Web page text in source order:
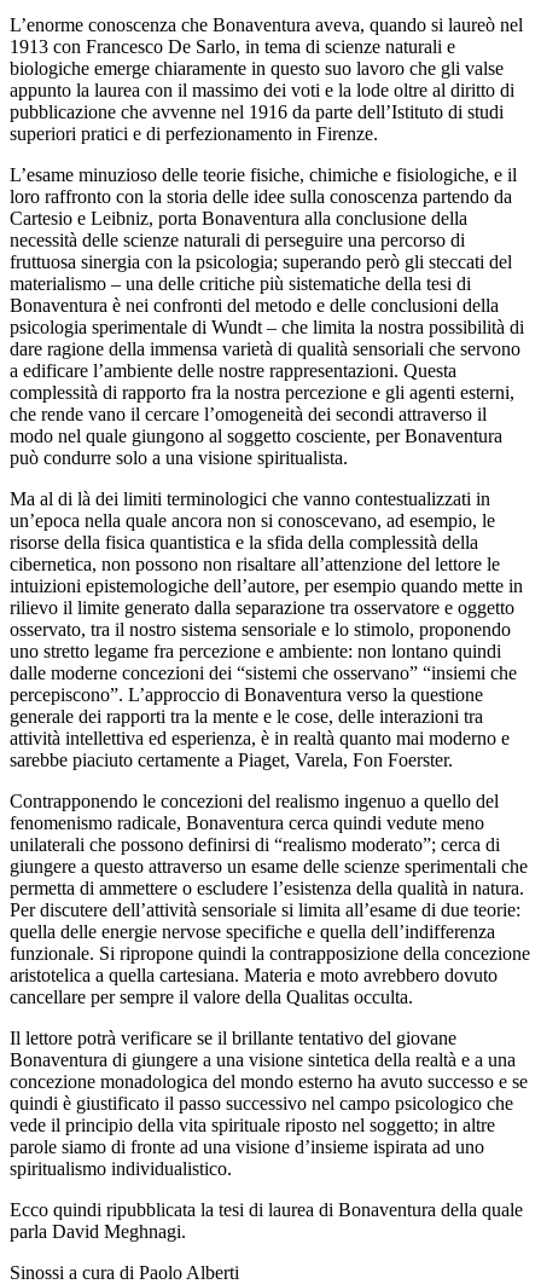
L’enorme conoscenza che Bonaventura aveva, quando si laureò nel
1913 con Francesco De Sarlo, in tema di scienze naturali e
biologiche emerge chiaramente in questo suo lavoro che gli valse
appunto la laurea con il massimo dei voti e la lode oltre al diritto di
pubblicazione che avvenne nel 1916 da parte dell’Istituto di studi
superiori pratici e di perfezionamento in Firenze.
L’esame minuzioso delle teorie fisiche, chimiche e fisiologiche, e il
loro raffronto con la storia delle idee sulla conoscenza partendo da
Cartesio e Leibniz, porta Bonaventura alla conclusione della
necessità delle scienze naturali di perseguire una percorso di
fruttuosa sinergia con la psicologia; superando però gli steccati del
materialismo – una delle critiche più sistematiche della tesi di
Bonaventura è nei confronti del metodo e delle conclusioni della
psicologia sperimentale di Wundt – che limita la nostra possibilità di
dare ragione della immensa varietà di qualità sensoriali che servono
a edificare l’ambiente delle nostre rappresentazioni. Questa
complessità di rapporto fra la nostra percezione e gli agenti esterni,
che rende vano il cercare l’omogeneità dei secondi attraverso il
modo nel quale giungono al soggetto cosciente, per Bonaventura
può condurre solo a una visione spiritualista.
Ma al di là dei limiti terminologici che vanno contestualizzati in
un’epoca nella quale ancora non si conoscevano, ad esempio, le
risorse della fisica quantistica e la sfida della complessità della
cibernetica, non possono non risaltare all’attenzione del lettore le
intuizioni epistemologiche dell’autore, per esempio quando mette in
rilievo il limite generato dalla separazione tra osservatore e oggetto
osservato, tra il nostro sistema sensoriale e lo stimolo, proponendo
uno stretto legame fra percezione e ambiente: non lontano quindi
dalle moderne concezioni dei “sistemi che osservano” “insiemi che
percepiscono”. L’approccio di Bonaventura verso la questione
generale dei rapporti tra la mente e le cose, delle interazioni tra
attività intellettiva ed esperienza, è in realtà quanto mai moderno e
sarebbe piaciuto certamente a Piaget, Varela, Fon Foerster.
Contrapponendo le concezioni del realismo ingenuo a quello del
fenomenismo radicale, Bonaventura cerca quindi vedute meno
unilaterali che possono definirsi di “realismo moderato”; cerca di
giungere a questo attraverso un esame delle scienze sperimentali che
permetta di ammettere o escludere l’esistenza della qualità in natura.
Per discutere dell’attività sensoriale si limita all’esame di due teorie:
quella delle energie nervose specifiche e quella dell’indifferenza
funzionale. Si ripropone quindi la contrapposizione della concezione
aristotelica a quella cartesiana. Materia e moto avrebbero dovuto
cancellare per sempre il valore della Qualitas occulta.
Il lettore potrà verificare se il brillante tentativo del giovane
Bonaventura di giungere a una visione sintetica della realtà e a una
concezione monadologica del mondo esterno ha avuto successo e se
quindi è giustificato il passo successivo nel campo psicologico che
vede il principio della vita spirituale riposto nel soggetto; in altre
parole siamo di fronte ad una visione d’insieme ispirata ad uno
spiritualismo individualistico.
Ecco quindi ripubblicata la tesi di laurea di Bonaventura della quale
parla David Meghnagi.
Sinossi a cura di Paolo Alberti